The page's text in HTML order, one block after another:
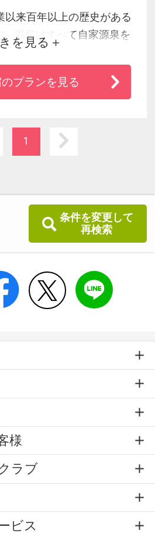
条件を変更して
再検索
以来百年以上の歴史がある
温泉はすべて自家源泉を
。
をリニューアルし、お食事
とときをお過ごしくださ
を見る
プランを見る
1
様
ラブ
ビス